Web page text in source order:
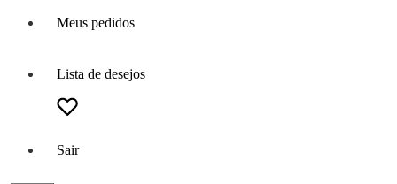
Meus pedidos
Lista de desejos
Sair